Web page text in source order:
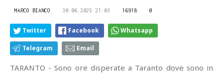
MARCO BIANCO 30.06.2025 21:03 16918 0
Twitter Facebook Whatsapp
Telegram Email
TARANTO - Sono ore disperate a Taranto dove sono in